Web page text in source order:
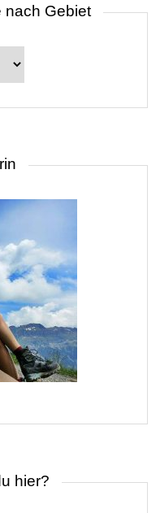
nach Gebiet
hier?